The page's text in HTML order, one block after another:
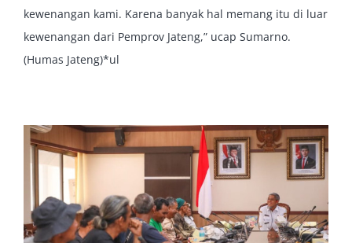
kewenangan kami. Karena banyak hal memang itu di luar
kewenangan dari Pemprov Jateng,” ucap Sumarno.
(Humas Jateng)*ul